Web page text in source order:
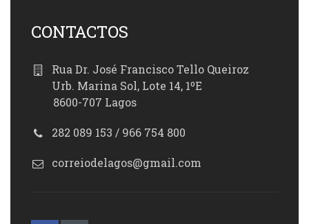
CONTACTOS
Rua Dr. José Francisco Tello Queiroz
Urb. Marina Sol, Lote 14, 1ºE
8600-707 Lagos
282 089 153 / 966 754 800
correiodelagos@gmail.com